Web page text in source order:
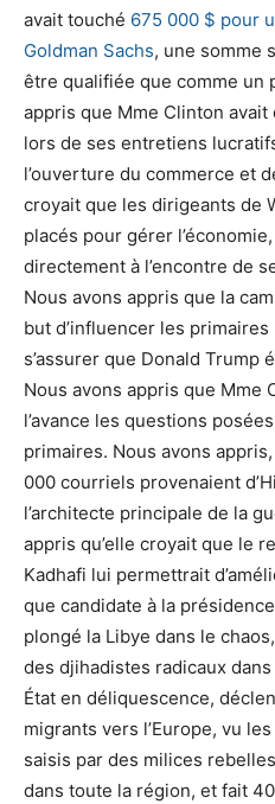
avait touché 675 000 $ pour
Goldman Sachs, une somme
être qualifiée que comme un
appris que Mme Clinton
lors de ses entretiens
l’ouverture du commerce et
croyait que les dirigeants de
placés pour gérer
directement à l’encontre de
Nous avons appris que la
but d’influencer les
s’assurer que Donald Trump
Nous avons appris que Mme
l’avance les questions
primaires. Nous avons
000 courriels provenaient
l’architecte principale de la
appris qu’elle croyait que le
Kadhafi lui permettrait
que candidate à la
plongé la Libye dans le
des djihadistes radicaux
État en déliquescence,
migrants vers l’Europe, vu
saisis par des milices
dans toute la région, et fait